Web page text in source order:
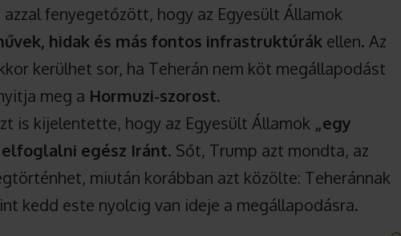
fenyegetőzött, hogy az Egyesült Államok
hidak és más fontos infrastruktúrák ellen. Az
kerülhet sor, ha Teherán nem köt megállapodást
meg a Hormuzi-szorost.
is kijelentette, hogy az Egyesült Államok „egy
egész Iránt. Sőt, Trump azt mondta, az
miután korábban azt közölte: Teheránnak
kedd este nyolcig van ideje a megállapodásra.